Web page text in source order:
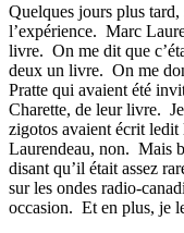
Quelques jours plus
l’expérience. Marc
livre. On me dit que
deux un livre. On me
Pratte qui avaient été
Charette, de leur livre.
zigotos avaient écrit
Laurendeau, non. Mais
disant qu’il était assez
sur les ondes radio-
occasion. Et en plus, je